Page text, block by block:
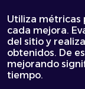
Utiliza métricas
cada mejora.
del sitio y
obtenidos. De
mejorando
tiempo.